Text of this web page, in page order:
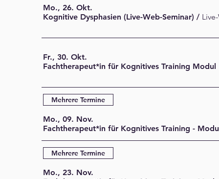
Mo., 26. Okt.
Kognitive Dysphasien (Live-Web-Seminar) /
Fr., 30. Okt.
Mehrere Termine
Mo., 09. Nov.
Fachtherapeut*in für Kognitives Training -
Mehrere Termine
Mo., 23. Nov.